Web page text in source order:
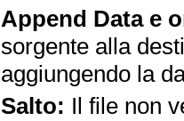
Append Data e
sorgente alla
aggiungendo la
Salto: Il file non